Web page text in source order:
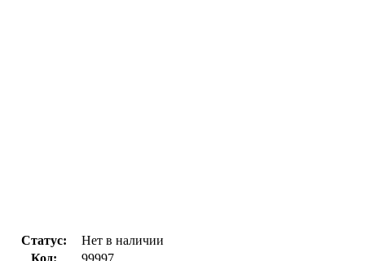
Статус:
Нет в наличии
Код:
99997